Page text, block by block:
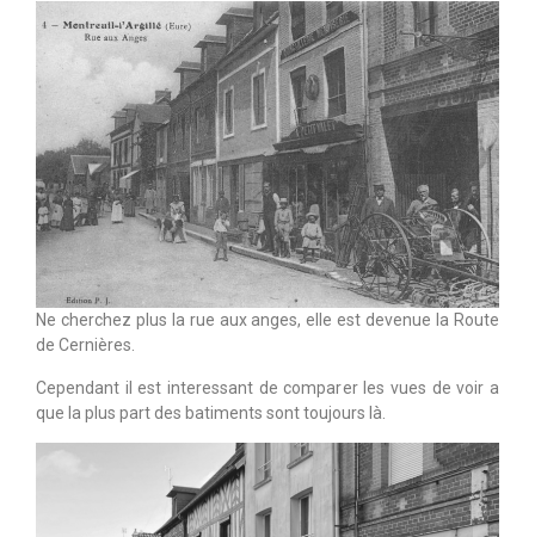
Ne cherchez plus la rue aux anges, elle est devenue la Route
de Cernières.
Cependant il est interessant de comparer les vues de voir a
que la plus part des batiments sont toujours là.